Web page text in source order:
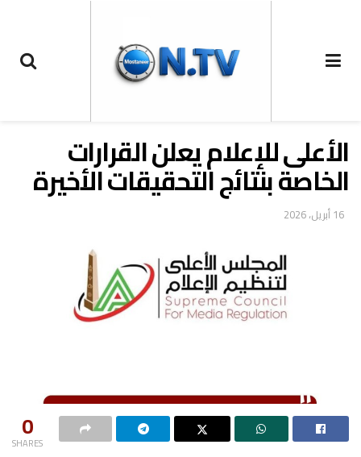
الأعلى للإعلام يعلن القرارات
الخاصة بنتائج التحقيقات الأخيرة
16 أبريل، 2026
0
SHARES